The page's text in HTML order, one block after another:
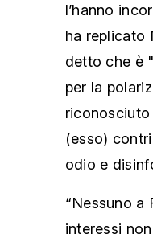
l’hanno
ha replicato
detto che è
per la
(esso)
odio e
“Nessuno a
interessi